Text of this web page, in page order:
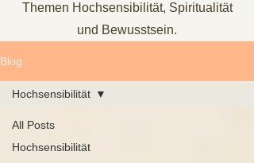
Themen Hochsensibilität, Spiritualität
und Bewusstsein.
Blog
All Posts
Hochsensibilität
Hochsensibilität